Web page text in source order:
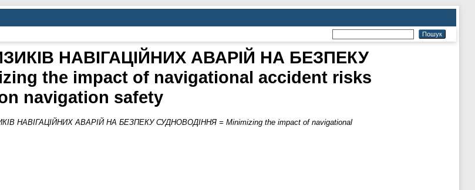
НАВІГАЦІЙНИХ АВАРІЙ НА БЕЗПЕКУ
the impact of navigational accident risks
navigation safety
НАВІГАЦІЙНИХ АВАРІЙ НА БЕЗПЕКУ СУДНОВОДІННЯ = Minimizing the impact of navigational